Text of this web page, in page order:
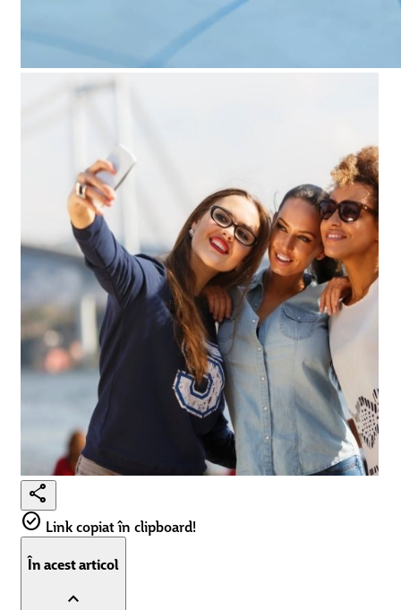
share
check_circle Link copiat în clipboard!
În acest articol
expand_less